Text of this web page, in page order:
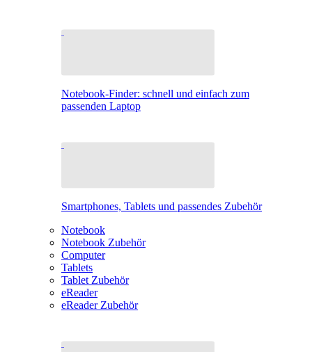
Notebook-Finder: schnell und einfach zum
passenden Laptop
Smartphones, Tablets und passendes Zubehör
Notebook
Notebook Zubehör
Computer
Tablets
Tablet Zubehör
eReader
eReader Zubehör